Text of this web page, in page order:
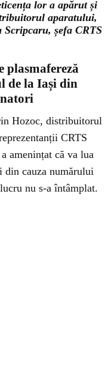
lor a apărut și
aparatului,
șefa CRTS
de la Iași din
Hozoc, distribuitorul
CRTS
amenințat că va lua
din cauza numărului
nu s-a întâmplat.